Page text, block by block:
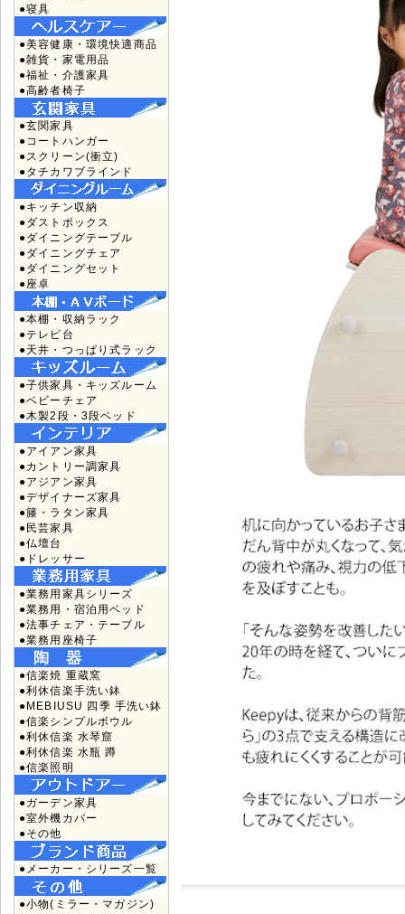
●寝具
●美容健康・環境快適商品
●雑貨・家電用品
●福祉・介護家具
●高齢者椅子
●玄関家具
●コートハンガー
●スクリーン(衝立)
●タチカワブラインド
●キッチン収納
●ダストボックス
●ダイニングテーブル
●ダイニングチェア
●ダイニングセット
●座卓
●本棚・収納ラック
●テレビ台
●天井・つっぱり式ラック
●子供家具・キッズルーム
●ベビーチェア
●木製2段・3段ベッド
●アイアン家具
●カントリー調家具
●アジアン家具
●デザイナーズ家具
●籐・ラタン家具
●民芸家具
●仏壇台
●ドレッサー
●業務用家具シリーズ
●業務用・宿泊用ベッド
●法事チェア・テーブル
●業務用座椅子
●信楽焼 重蔵窯
●利休信楽手洗い鉢
●MEBIUSU 四季 手洗い鉢
●信楽シンプルボウル
●利休信楽 水琴窟
●利休信楽 水瓶 蹲
●信楽照明
●ガーデン家具
●室外機カバー
●その他
●メーカー・シリーズ一覧
●小物(ミラー・マガジン)